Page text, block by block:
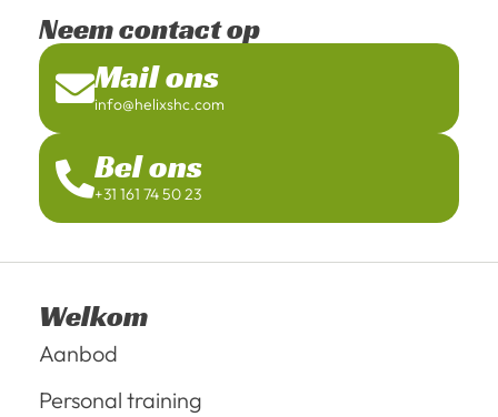
Neem contact op
Mail ons
info@helixshc.com
Bel ons
+31 161 74 50 23
Welkom
Aanbod
Personal training